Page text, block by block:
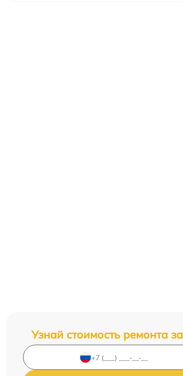
Узнай стоимость ремонта